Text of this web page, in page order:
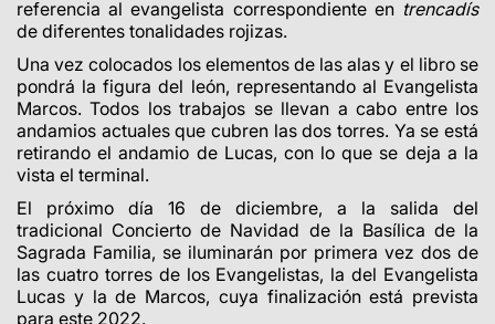
referencia al evangelista correspondiente en trencadís
de diferentes tonalidades rojizas.
Una vez colocados los elementos de las alas y el libro se
pondrá la figura del león, representando al Evangelista
Marcos. Todos los trabajos se llevan a cabo entre los
andamios actuales que cubren las dos torres. Ya se está
retirando el andamio de Lucas, con lo que se deja a la
vista el terminal.
El próximo día 16 de diciembre, a la salida del
tradicional Concierto de Navidad de la Basílica de la
Sagrada Familia, se iluminarán por primera vez dos de
las cuatro torres de los Evangelistas, la del Evangelista
Lucas y la de Marcos, cuya finalización está prevista
para este 2022.